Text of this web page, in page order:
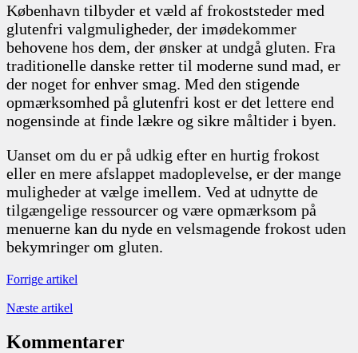
København tilbyder et væld af frokoststeder med
glutenfri valgmuligheder, der imødekommer
behovene hos dem, der ønsker at undgå gluten. Fra
traditionelle danske retter til moderne sund mad, er
der noget for enhver smag. Med den stigende
opmærksomhed på glutenfri kost er det lettere end
nogensinde at finde lækre og sikre måltider i byen.
Uanset om du er på udkig efter en hurtig frokost
eller en mere afslappet madoplevelse, er der mange
muligheder at vælge imellem. Ved at udnytte de
tilgængelige ressourcer og være opmærksom på
menuerne kan du nyde en velsmagende frokost uden
bekymringer om gluten.
Forrige artikel
Næste artikel
Kommentarer